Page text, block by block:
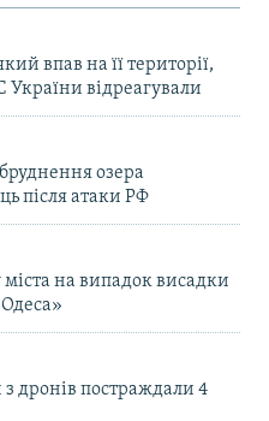
впав на її території,
відреагували
озера
після атаки РФ
міста на випадок висадки
дронів постраждали 4